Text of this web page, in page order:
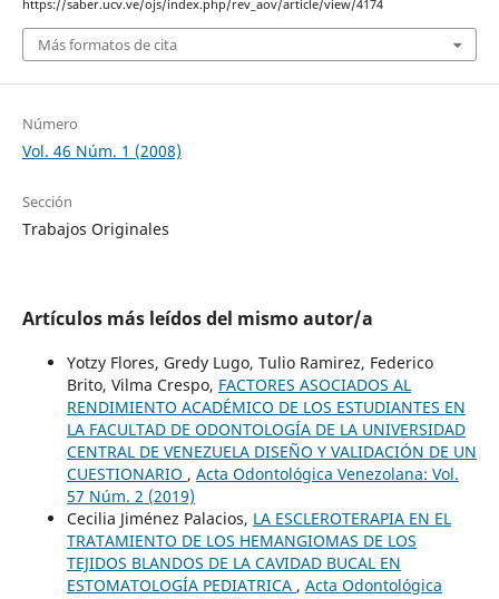
https://saber.ucv.ve/ojs/index.php/rev_aov/article/view/4174
Más formatos de cita
Número
Vol. 46 Núm. 1 (2008)
Sección
Trabajos Originales
Artículos más leídos del mismo autor/a
Yotzy Flores, Gredy Lugo, Tulio Ramirez, Federico
Brito, Vilma Crespo, FACTORES ASOCIADOS AL
RENDIMIENTO ACADÉMICO DE LOS ESTUDIANTES EN
LA FACULTAD DE ODONTOLOGÍA DE LA UNIVERSIDAD
CENTRAL DE VENEZUELA DISEÑO Y VALIDACIÓN DE UN
CUESTIONARIO , Acta Odontológica Venezolana: Vol.
57 Núm. 2 (2019)
Cecilia Jiménez Palacios, LA ESCLEROTERAPIA EN EL
TRATAMIENTO DE LOS HEMANGIOMAS DE LOS
TEJIDOS BLANDOS DE LA CAVIDAD BUCAL EN
ESTOMATOLOGÍA PEDIATRICA , Acta Odontológica